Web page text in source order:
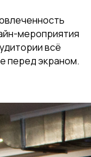
мероприятия
всё
перед экраном.